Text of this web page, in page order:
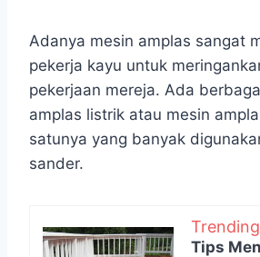
Adanya mesin amplas sangat
pekerja kayu untuk
pekerjaan mereja. Ada
amplas listrik atau mesin
satunya yang banyak
sander.
Trending
Tips